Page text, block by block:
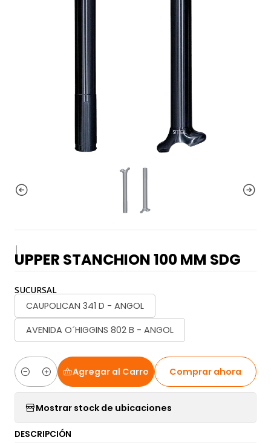
|
UPPER STANCHION 100 MM SDG
SUCURSAL
CAUPOLICAN 341 D - ANGOL
AVENIDA O´HIGGINS 802 B - ANGOL
Cantidad
Agregar al Carro Comprar ahora
Mostrar stock de ubicaciones
DESCRIPCIÓN